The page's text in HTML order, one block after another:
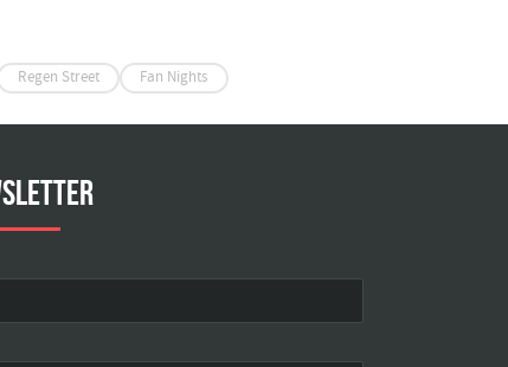
Regen Street Fan Nights